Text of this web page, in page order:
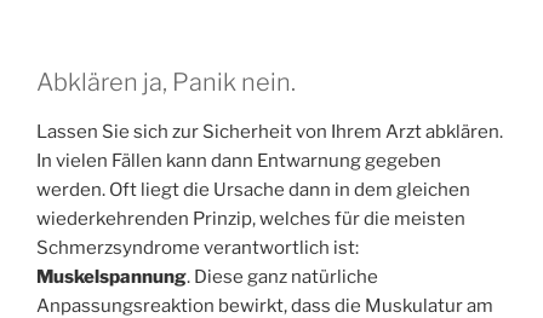
Abklären ja, Panik nein.
Lassen Sie sich zur Sicherheit von Ihrem Arzt abklären.
In vielen Fällen kann dann Entwarnung gegeben
werden. Oft liegt die Ursache dann in dem gleichen
wiederkehrenden Prinzip, welches für die meisten
Schmerzsyndrome verantwortlich ist:
Muskelspannung. Diese ganz natürliche
Anpassungsreaktion bewirkt, dass die Muskulatur am